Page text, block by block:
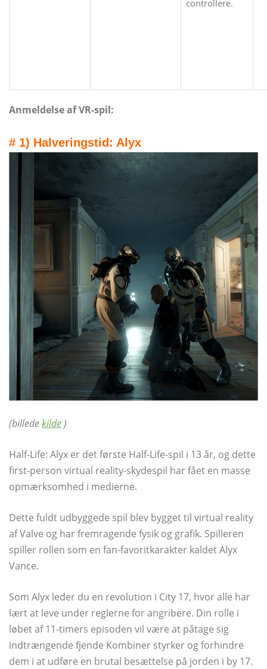
controllere.
Anmeldelse af VR-spil:
# 1) Halveringstid: Alyx
(billedekilde )
Half-Life: Alyx er det første Half-Life-spil i 13 år, og dette
first-person virtual reality-skydespil har fået en masse
opmærksomhed i medierne.
Dette fuldt udbyggede spil blev bygget til virtual reality
af Valve og har fremragende fysik og grafik. Spilleren
spiller rollen som en fan-favoritkarakter kaldet Alyx
Vance.
Som Alyx leder du en revolution i City 17, hvor alle har
lært at leve under reglerne for angribere. Din rolle i
løbet af 11-timers episoden vil være at påtage sig
indtrængende fjende Kombiner styrker og forhindre
dem i at udføre en brutal besættelse på jorden i by 17.